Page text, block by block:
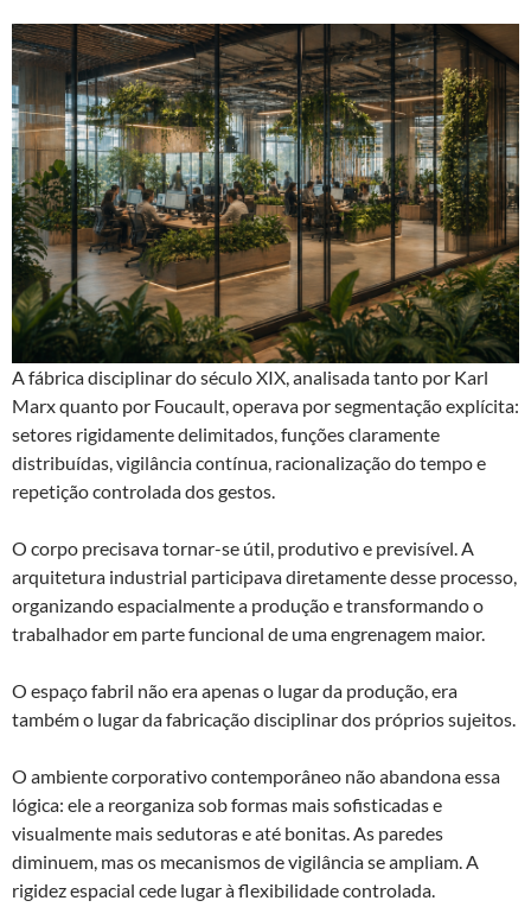
A fábrica disciplinar do século XIX, analisada tanto por Karl
Marx quanto por Foucault, operava por segmentação explícita:
setores rigidamente delimitados, funções claramente
distribuídas, vigilância contínua, racionalização do tempo e
repetição controlada dos gestos.
O corpo precisava tornar-se útil, produtivo e previsível. A
arquitetura industrial participava diretamente desse processo,
organizando espacialmente a produção e transformando o
trabalhador em parte funcional de uma engrenagem maior.
O espaço fabril não era apenas o lugar da produção, era
também o lugar da fabricação disciplinar dos próprios sujeitos.
O ambiente corporativo contemporâneo não abandona essa
lógica: ele a reorganiza sob formas mais sofisticadas e
visualmente mais sedutoras e até bonitas. As paredes
diminuem, mas os mecanismos de vigilância se ampliam. A
rigidez espacial cede lugar à flexibilidade controlada.